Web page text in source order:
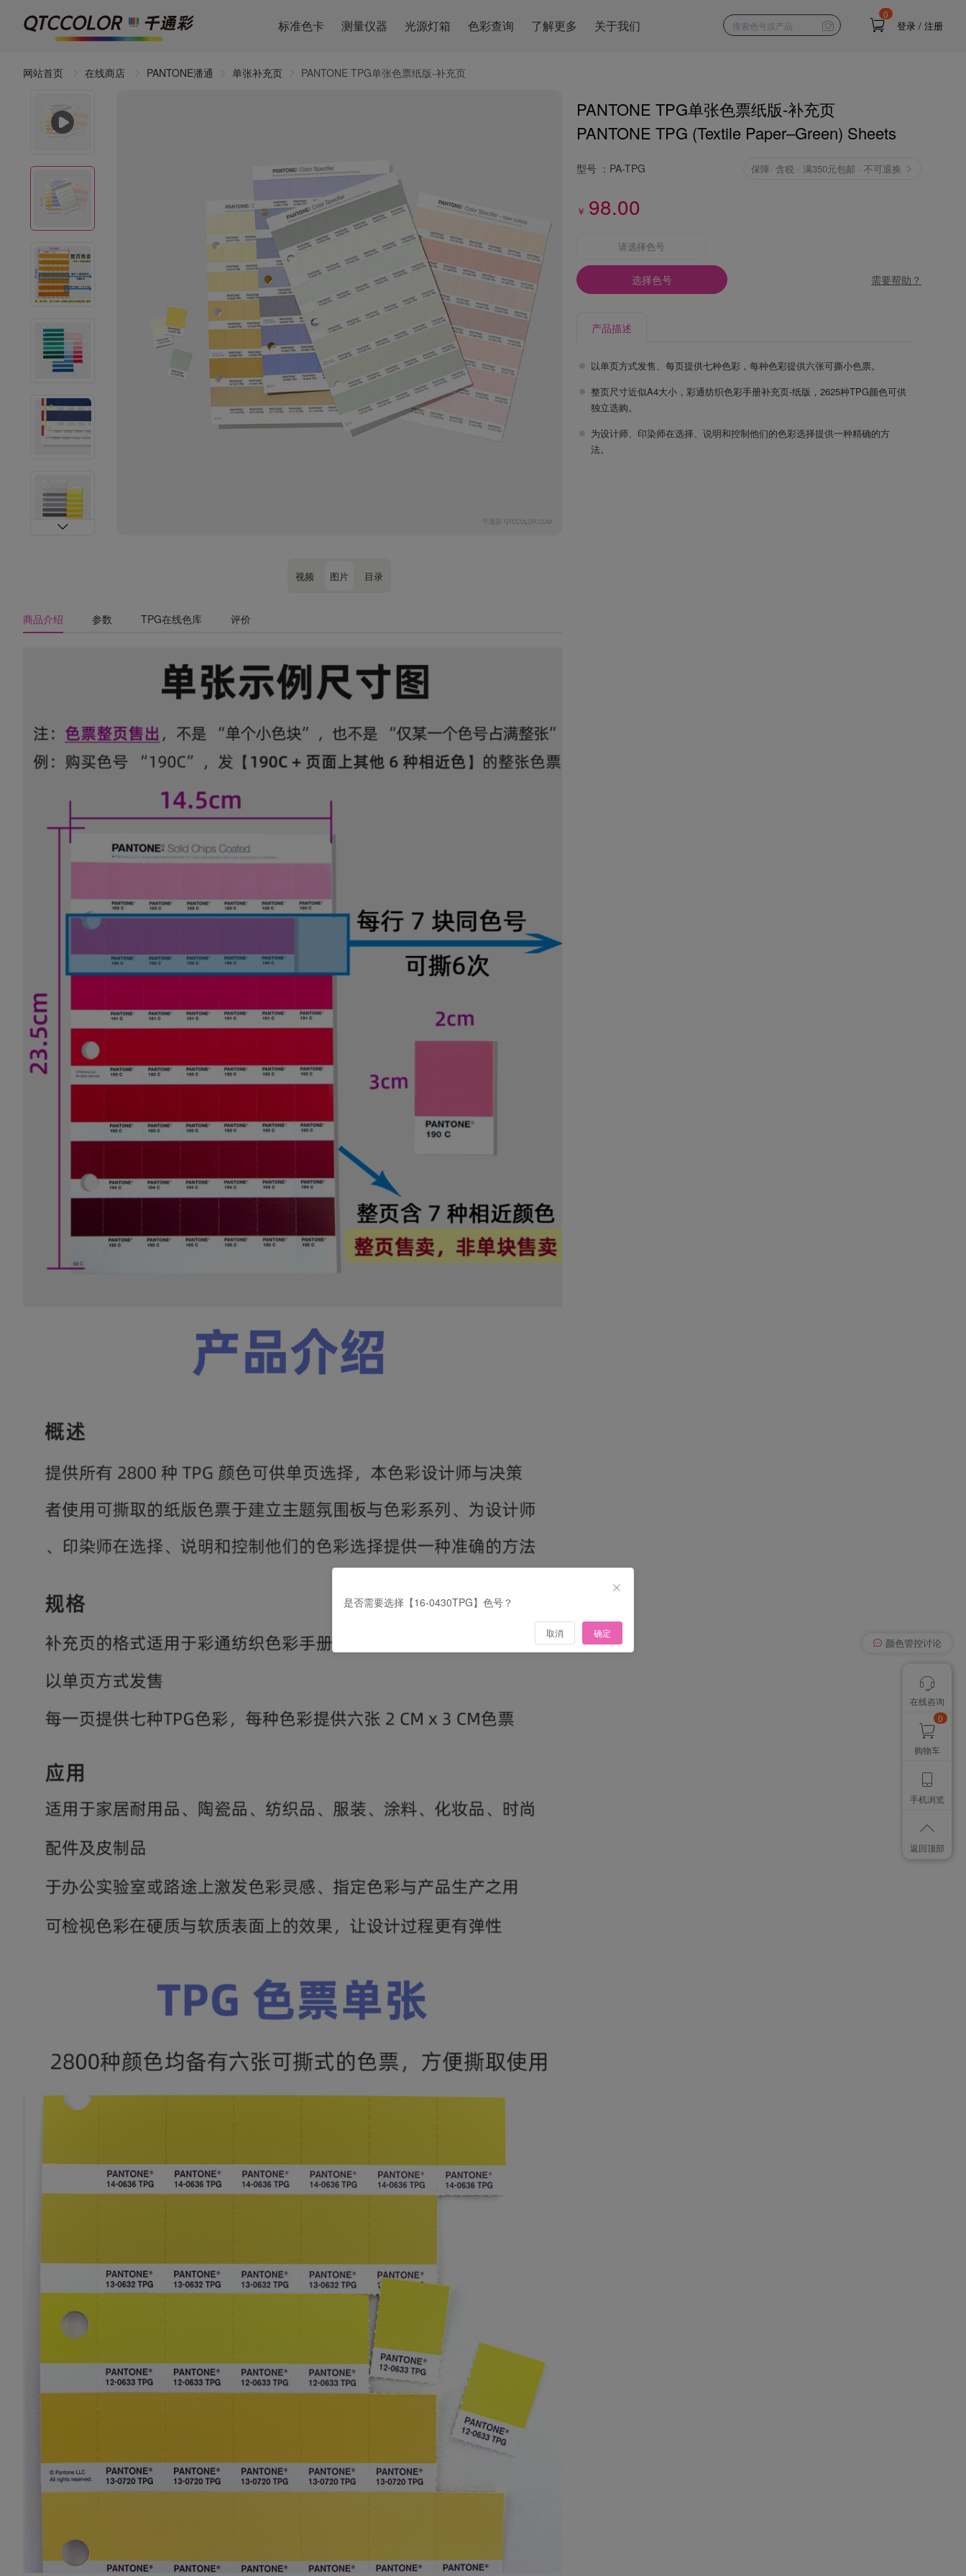
标准色卡 测量仪器 光源灯箱 色彩查询 了解更多 关于我们
0
登录 / 注册
网站首页 在线商店 PANTONE潘通 单张补充页 PANTONE TPG单张色票纸版-补充页
视频 图片 目录
商品介绍 参数 TPG在线色库 评价
PANTONE TPG单张色票纸版-补充页
PANTONE TPG (Textile Paper–Green) Sheets
型号 ： PA-TPG 保障· 含税 · 满350元包邮 · 不可退换
￥ 98.00
请选择色号
选择色号 需要帮助？
产品描述
以单页方式发售、每页提供七种色彩，每种色彩提供六张可撕小色票。
整页尺寸近似A4大小，彩通纺织色彩手册补充页-纸版，2625种TPG颜色可供
独立选购。
为设计师、印染师在选择、说明和控制他们的色彩选择提供一种精确的方
法。
我有个想法
想找个色卡
颜色管控讨论
在线咨询
0
购物车
手机浏览
返回顶部
是否需要选择【16-0430TPG】色号？
取消 确定